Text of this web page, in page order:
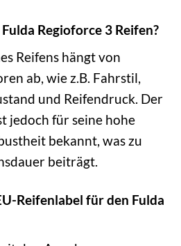
Regioforce 3 Reifen?
Reifens hängt von
ab, wie z.B. Fahrstil,
und Reifendruck. Der
jedoch für seine hohe
bekannt, was zu
beiträgt.
Reifenlabel für den Fulda